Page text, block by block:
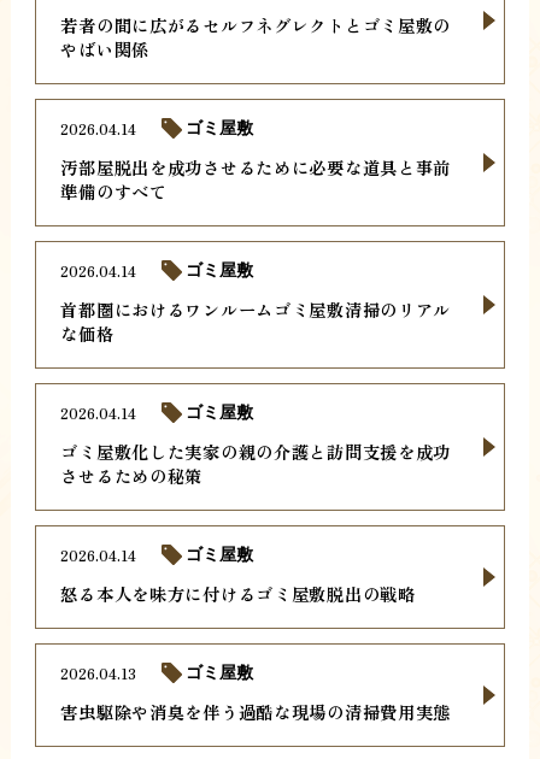
若者の間に広がるセルフネグレクトとゴミ屋敷の
やばい関係
汚部屋脱出を成功させるために必要な道具と事前
準備のすべて
2026.04.14 ゴミ屋敷
首都圏におけるワンルームゴミ屋敷清掃のリアル
な価格
2026.04.14 ゴミ屋敷
ゴミ屋敷化した実家の親の介護と訪問支援を成功
させるための秘策
2026.04.14 ゴミ屋敷
怒る本人を味方に付けるゴミ屋敷脱出の戦略
2026.04.14 ゴミ屋敷
害虫駆除や消臭を伴う過酷な現場の清掃費用実態
2026.04.13 ゴミ屋敷